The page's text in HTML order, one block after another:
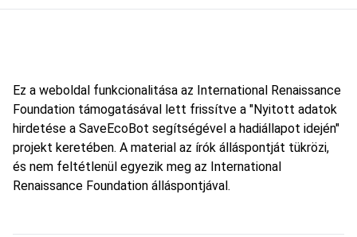
Ez a weboldal funkcionalitása az International Renaissance
Foundation támogatásával lett frissítve a "Nyitott adatok
hirdetése a SaveEcoBot segítségével a hadiállapot idején"
projekt keretében. A material az írók álláspontját tükrözi,
és nem feltétlenül egyezik meg az International
Renaissance Foundation álláspontjával.